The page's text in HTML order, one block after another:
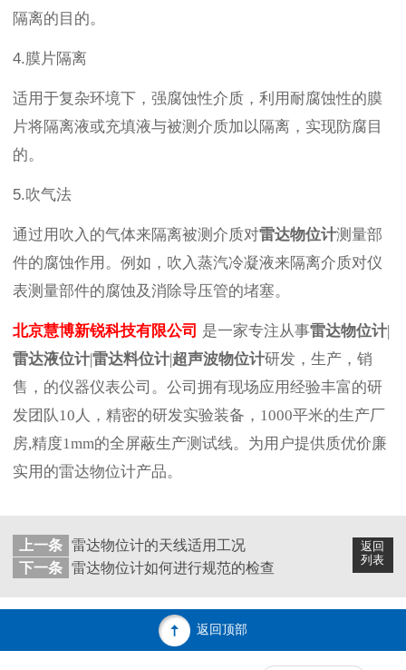
隔离的目的。
4.膜片隔离
适用于复杂环境下，强腐蚀性介质，利用耐腐蚀性的膜
片将隔离液或充填液与被测介质加以隔离，实现防腐目
的。
5.吹气法
通过用吹入的气体来隔离被测介质对雷达物位计测量部
件的腐蚀作用。例如，吹入蒸汽冷凝液来隔离介质对仪
表测量部件的腐蚀及消除导压管的堵塞。
北京慧博新锐科技有限公司 是一家专注从事雷达物位计|
雷达液位计|雷达料位计|超声波物位计研发，生产，销
售，的仪器仪表公司。公司拥有现场应用经验丰富的研
发团队10人，精密的研发实验装备，1000平米的生产厂
房,精度1mm的全屏蔽生产测试线。为用户提供质优价廉
实用的雷达物位计产品。
返回
列表
上一条 雷达物位计的天线适用工况
下一条 雷达物位计如何进行规范的检查
返回顶部